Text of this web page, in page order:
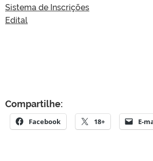
Sistema de Inscrições
Edital
Compartilhe:
Facebook 18+ E-